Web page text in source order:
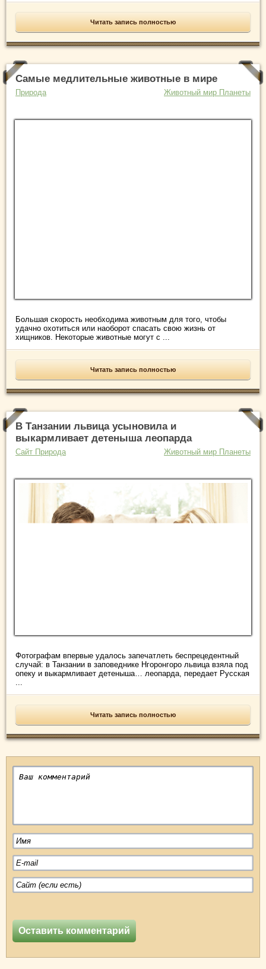
Читать запись полностью
Самые медлительные животные в мире
Природа Животный мир Планеты
Большая скорость необходима животным для того, чтобы
удачно охотиться или наоборот спасать свою жизнь от
хищников. Некоторые животные могут с ...
Читать запись полностью
В Танзании львица усыновила и
выкармливает детеныша леопарда
Сайт Природа Животный мир Планеты
Фотографам впервые удалось запечатлеть беспрецедентный
случай: в Танзании в заповеднике Нгоронгоро львица взяла под
опеку и выкармливает детеныша… леопарда, передает Русская
Читать запись полностью